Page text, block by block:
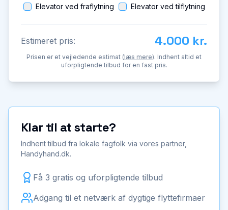
Elevator ved fraflytning Elevator ved tilflytning
Estimeret pris: 4.000 kr.
Prisen er et vejledende estimat (læs mere). Indhent altid et
uforpligtende tilbud for en fast pris.
Klar til at starte?
Indhent tilbud fra lokale fagfolk via vores partner,
Handyhand.dk.
Få 3 gratis og uforpligtende tilbud
Adgang til et netværk af dygtige flyttefirmaer